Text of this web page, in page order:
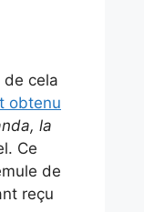
de cela
obtenu
la
Ce
de
reçu